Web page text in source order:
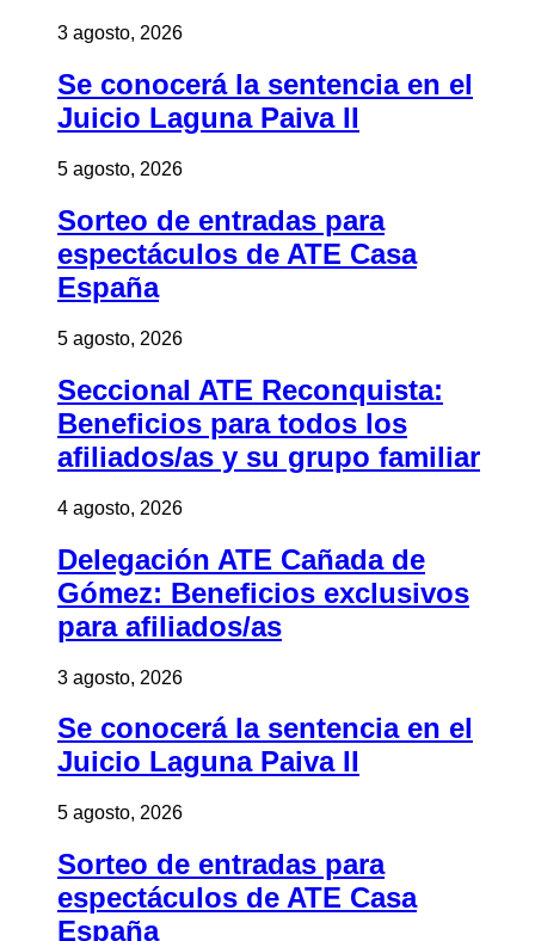
3 agosto, 2026
Se conocerá la sentencia en el
Juicio Laguna Paiva II
5 agosto, 2026
Sorteo de entradas para
espectáculos de ATE Casa
España
5 agosto, 2026
Seccional ATE Reconquista:
Beneficios para todos los
afiliados/as y su grupo familiar
4 agosto, 2026
Delegación ATE Cañada de
Gómez: Beneficios exclusivos
para afiliados/as
3 agosto, 2026
Se conocerá la sentencia en el
Juicio Laguna Paiva II
5 agosto, 2026
Sorteo de entradas para
espectáculos de ATE Casa
España